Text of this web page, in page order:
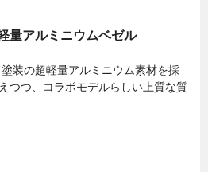
量アルミニウムベゼル
装の超軽量アルミニウム素材を採
つつ、コラボモデルらしい上質な質